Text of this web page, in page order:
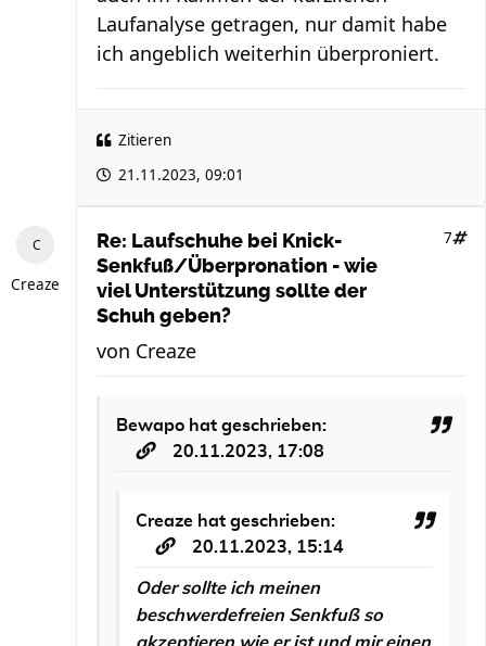
Laufanalyse getragen, nur damit habe
ich angeblich weiterhin überproniert.
Zitieren
21.11.2023, 09:01
Creaze
Re: Laufschuhe bei Knick-
Senkfuß/Überpronation - wie
viel Unterstützung sollte der
Schuh geben?
7
von Creaze
Bewapo hat geschrieben:
20.11.2023, 17:08
Creaze hat geschrieben:
20.11.2023, 15:14
Oder sollte ich meinen
beschwerdefreien Senkfuß so